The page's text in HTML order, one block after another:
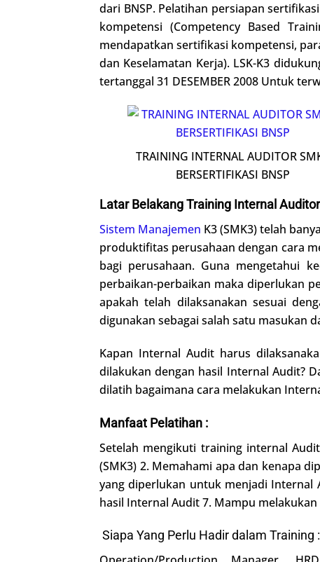
dari BNSP. Pelatihan persiapan
kompetensi (Competency Based
mendapatkan sertifikasi kompetensi,
dan Keselamatan Kerja). LSK-K3
tertanggal 31 DESEMBER 2008 Untuk
TRAINING INTERNAL AUDITOR
BERSERTIFIKASI BNSP
Latar Belakang Training Internal
Sistem Manajemen K3 (SMK3) telah
produktifitas perusahaan dengan cara
bagi perusahaan. Guna mengetahui
perbaikan-perbaikan maka diperlukan
apakah telah dilaksanakan sesuai
digunakan sebagai salah satu masukan
Kapan Internal Audit harus
dilakukan dengan hasil Internal Audit?
dilatih bagaimana cara melakukan
Manfaat Pelatihan :
Setelah mengikuti training internal
(SMK3) 2. Memahami apa dan kenapa
yang diperlukan untuk menjadi Internal
hasil Internal Audit 7. Mampu
Siapa Yang Perlu Hadir dalam Training :